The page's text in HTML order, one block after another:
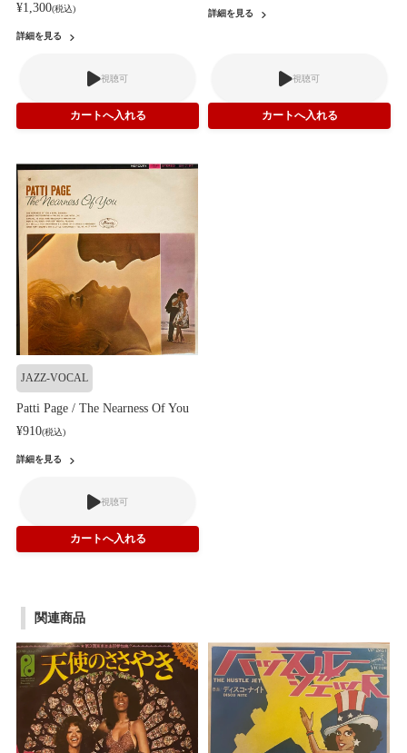
¥1,300(税込)
詳細を見る
視聴可
詳細を見る
視聴可
JAZZ-VOCAL
Patti Page / The Nearness Of You
¥910(税込)
詳細を見る
視聴可
関連商品